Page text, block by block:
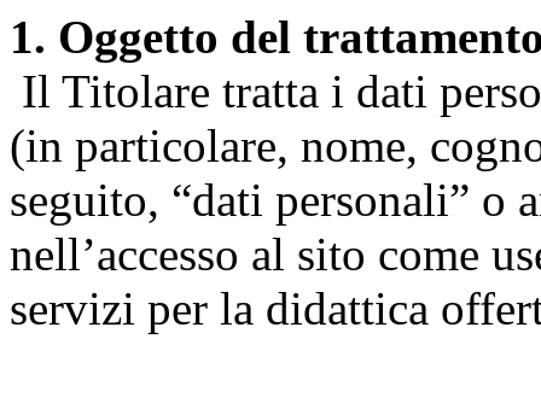
1. Oggetto del
Il Titolare tratta i dati
(in particolare, nome,
seguito, “dati personali” o
nell’accesso al sito come
servizi per la didattica